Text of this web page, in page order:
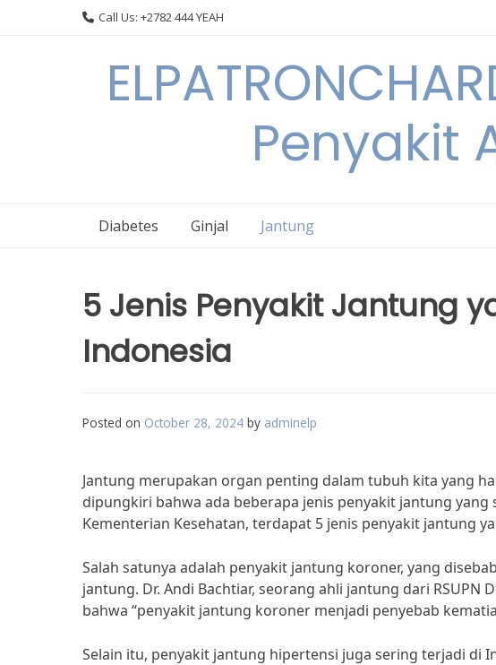
Call Us: +2782 444 YEAH
Penyakit
Diabetes Ginjal Jantung
5 Jenis Penyakit Jantung
Indonesia
Posted on October 28, 2024 by adminelp
Jantung merupakan organ penting dalam tubuh kita yang
dipungkiri bahwa ada beberapa jenis penyakit jantung
Kementerian Kesehatan, terdapat 5 jenis penyakit jantung
Salah satunya adalah penyakit jantung koroner, yang
jantung. Dr. Andi Bachtiar, seorang ahli jantung dari RSUPN
bahwa “penyakit jantung koroner menjadi penyebab
Selain itu, penyakit jantung hipertensi juga sering terjadi di